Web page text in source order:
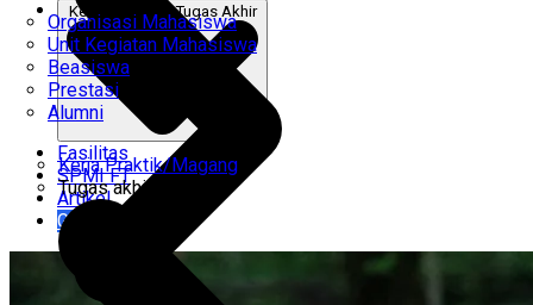
Organisasi Mahasiswa
Unit Kegiatan Mahasiswa
Beasiswa
Prestasi
Alumni
Kerja Praktik & Tugas Akhir
Kerja Praktik/Magang
Tugas akhir
Fasilitas
SPMI FT
Artikel
Gabung Kami